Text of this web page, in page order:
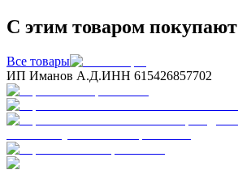
С этим товаром покупают
Все товары
ИП Иманов А.Д.ИНН 615426857702